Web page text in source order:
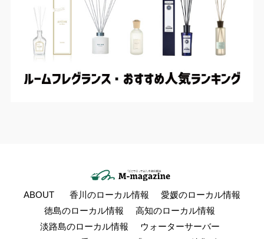
ABOUT 香川のローカル情報
愛媛のローカル情報
徳島のローカル情報
高知のローカル情報
淡路島のローカル情報
ウォーターサーバー